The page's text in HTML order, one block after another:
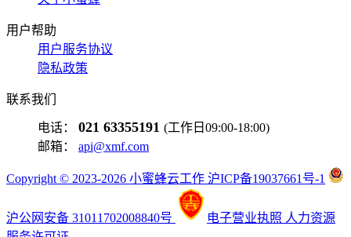
用户帮助
用户服务协议
隐私政策
联系我们
电话： 021 63355191 (工作日09:00-18:00)
邮箱： api@xmf.com
Copyright © 2023-2026 小蜜蜂云工作 沪ICP备19037661号-1
沪公网安备 31011702008840号 电子营业执照 人力资源